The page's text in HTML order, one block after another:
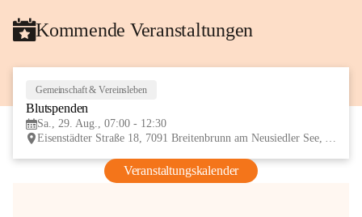
Kommende Veranstaltungen
Gemeinschaft & Vereinsleben
Blutspenden
Sa., 29. Aug., 07:00 - 12:30
Eisenstädter Straße 18, 7091 Breitenbrunn am Neusiedler See, AUT
Veranstaltungskalender